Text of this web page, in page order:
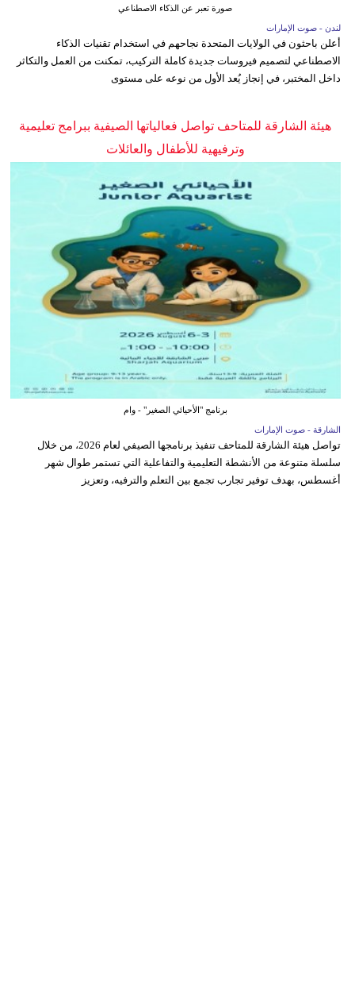
صورة تعبر عن الذكاء الاصطناعي
لندن - صوت الإمارات
أعلن باحثون في الولايات المتحدة نجاحهم في استخدام تقنيات الذكاء
الاصطناعي لتصميم فيروسات جديدة كاملة التركيب، تمكنت من العمل والتكاثر
داخل المختبر، في إنجاز يُعد الأول من نوعه على مستوى
هيئة الشارقة للمتاحف تواصل فعالياتها الصيفية ببرامج تعليمية
وترفيهية للأطفال والعائلات
برنامج "الأحيائي الصغير" - وام
الشارقة - صوت الإمارات
تواصل هيئة الشارقة للمتاحف تنفيذ برنامجها الصيفي لعام 2026، من خلال
سلسلة متنوعة من الأنشطة التعليمية والتفاعلية التي تستمر طوال شهر
أغسطس، بهدف توفير تجارب تجمع بين التعلم والترفيه، وتعزيز